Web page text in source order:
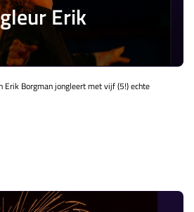
Erik
Erik Borgman jongleert met vijf (5!) echte